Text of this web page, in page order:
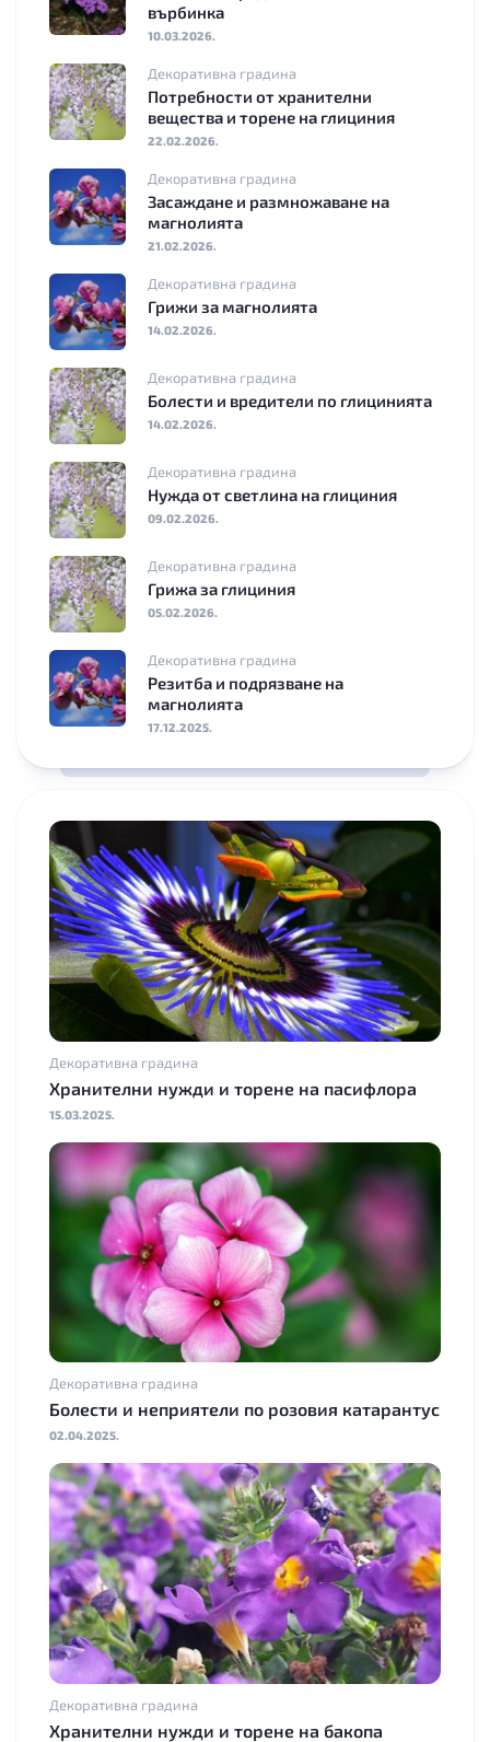
върбинка
10.03.2026.
Декоративна градина
Потребности от хранителни
вещества и торене на глициния
22.02.2026.
Декоративна градина
Засаждане и размножаване на
магнолията
21.02.2026.
Декоративна градина
Грижи за магнолията
14.02.2026.
Декоративна градина
Болести и вредители по глицинията
14.02.2026.
Декоративна градина
Нужда от светлина на глициния
09.02.2026.
Декоративна градина
Грижа за глициния
05.02.2026.
Декоративна градина
Резитба и подрязване на
магнолията
17.12.2025.
Декоративна градина
Хранителни нужди и торене на пасифлора
15.03.2025.
Декоративна градина
Болести и неприятели по розовия катарантус
02.04.2025.
Декоративна градина
Хранителни нужди и торене на бакопа